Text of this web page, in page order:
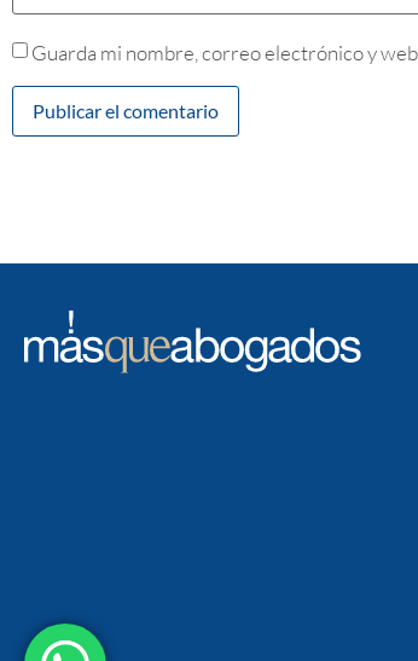
Guarda mi nombre, correo electrónico y